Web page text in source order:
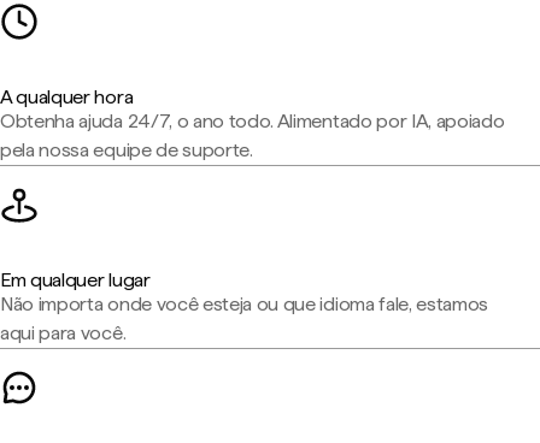
A qualquer hora
Obtenha ajuda 24/7, o ano todo. Alimentado por IA, apoiado
pela nossa equipe de suporte.
Em qualquer lugar
Não importa onde você esteja ou que idioma fale, estamos
aqui para você.